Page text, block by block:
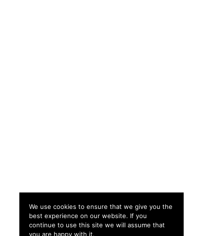
We use cookies to ensure that we give you the
best experience on our website. If you
continue to use this site we will assume that
you are happy with it.